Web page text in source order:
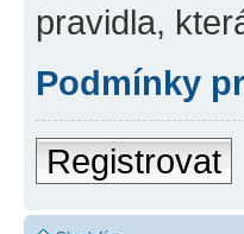
pravidla,
Podmínky
Registrovat